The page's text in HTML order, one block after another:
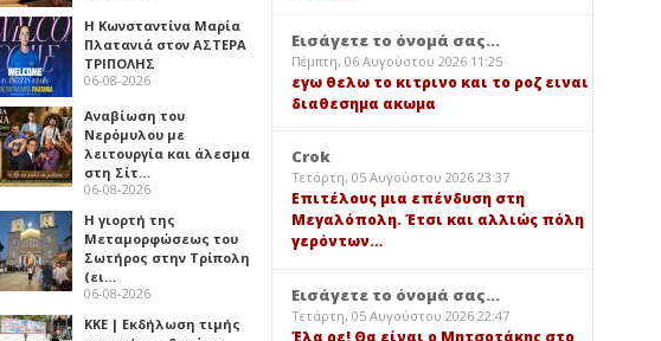
Η Κωνσταντίνα Μαρία
Πλατανιά στον ΑΣΤΕΡΑ
ΤΡΙΠΟΛΗΣ
06-08-2026
Αναβίωση του
Νερόμυλου με
λειτουργία και άλεσμα
στη Σίτ…
06-08-2026
Η γιορτή της
Μεταμορφώσεως του
Σωτήρος στην Τρίπολη
(ει…
06-08-2026
ΚΚΕ | Εκδήλωση τιμής
Εισάγετε το όνομά σας...
Πέμπτη, 06 Αυγούστου 2026 11:25
εγω θελω το κιτρινο και το ροζ ειναι
διαθεσημα ακωμα
Crok
Τετάρτη, 05 Αυγούστου 2026 23:37
Επιτέλους μια επένδυση στη
Μεγαλόπολη. Έτσι και αλλιώς πόλη
γερόντων…
Εισάγετε το όνομά σας...
Τετάρτη, 05 Αυγούστου 2026 22:47
Έλα ρε! Θα είναι ο Μητσοτάκης στο